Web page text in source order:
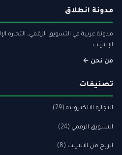
مدونة انطلاق
الإنترنت.
من نحن ←
تصنيفات
التجارة الالكترونية (29)
التسويق الرقمي (24)
الربح من الانترنت (8)